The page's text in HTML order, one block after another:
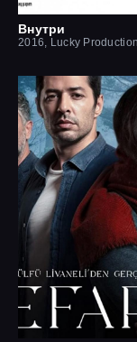
Внутри
2016, Lucky Production